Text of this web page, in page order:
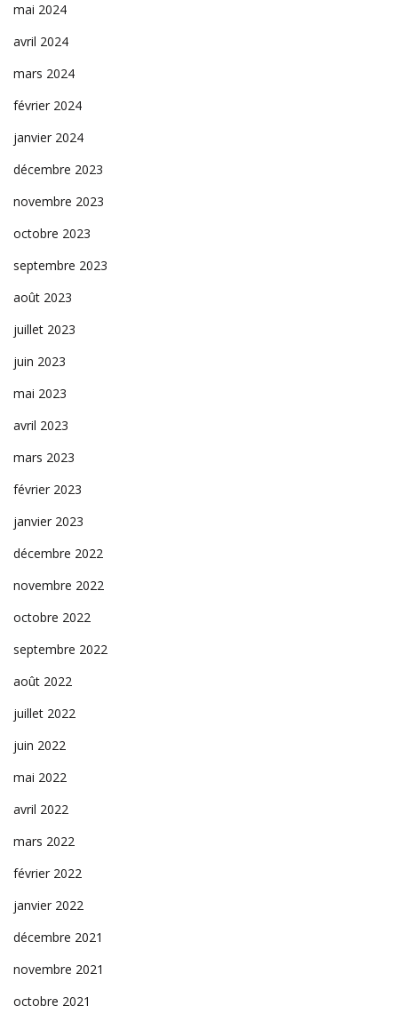
mai 2024
avril 2024
mars 2024
février 2024
janvier 2024
décembre 2023
novembre 2023
octobre 2023
septembre 2023
août 2023
juillet 2023
juin 2023
mai 2023
avril 2023
mars 2023
février 2023
janvier 2023
décembre 2022
novembre 2022
octobre 2022
septembre 2022
août 2022
juillet 2022
juin 2022
mai 2022
avril 2022
mars 2022
février 2022
janvier 2022
décembre 2021
novembre 2021
octobre 2021